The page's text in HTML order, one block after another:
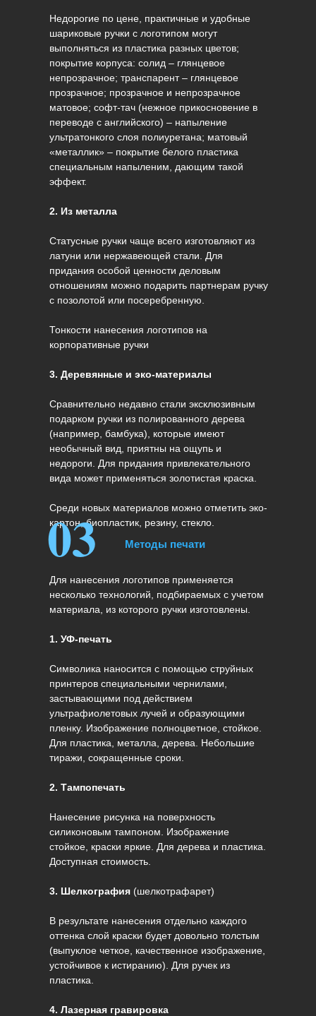
Недорогие по цене, практичные и удобные
шариковые ручки с логотипом могут
выполняться из пластика разных цветов;
покрытие корпуса: солид – глянцевое
непрозрачное; транспарент – глянцевое
прозрачное; прозрачное и непрозрачное
матовое; софт-тач (нежное прикосновение в
переводе с английского) – напыление
ультратонкого слоя полиуретана; матовый
«металлик» – покрытие белого пластика
специальным напыленим, дающим такой
эффект.
2. Из металла
Статусные ручки чаще всего изготовляют из
латуни или нержавеющей стали. Для
придания особой ценности деловым
отношениям можно подарить партнерам ручку
с позолотой или посеребренную.
Тонкости нанесения логотипов на
корпоративные ручки
3. Деревянные и эко-материалы
Сравнительно недавно стали эксклюзивным
подарком ручки из полированного дерева
(например, бамбука), которые имеют
необычный вид, приятны на ощупь и
недороги. Для придания привлекательного
вида может применяться золотистая краска.
Среди новых материалов можно отметить эко-
картон, биопластик, резину, стекло.
Для нанесения логотипов применяется
несколько технологий, подбираемых с учетом
материала, из которого ручки изготовлены.
1. УФ-печать
Символика наносится с помощью струйных
принтеров специальными чернилами,
застывающими под действием
ультрафиолетовых лучей и образующими
пленку. Изображение полноцветное, стойкое.
Для пластика, металла, дерева. Небольшие
тиражи, сокращенные сроки.
2. Тампопечать
Нанесение рисунка на поверхность
силиконовым тампоном. Изображение
стойкое, краски яркие. Для дерева и пластика.
Доступная стоимость.
3. Шелкография (шелкотрафарет)
В результате нанесения отдельно каждого
оттенка слой краски будет довольно толстым
(выпуклое четкое, качественное изображение,
устойчивое к истиранию). Для ручек из
пластика.
4. Лазерная гравировка
Методы печати
03